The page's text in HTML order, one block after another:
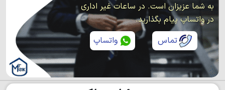
به شما عزیزان است. در ساعات غیر اداری
در واتساپ پیام بگذارید.
تماس
واتساپ